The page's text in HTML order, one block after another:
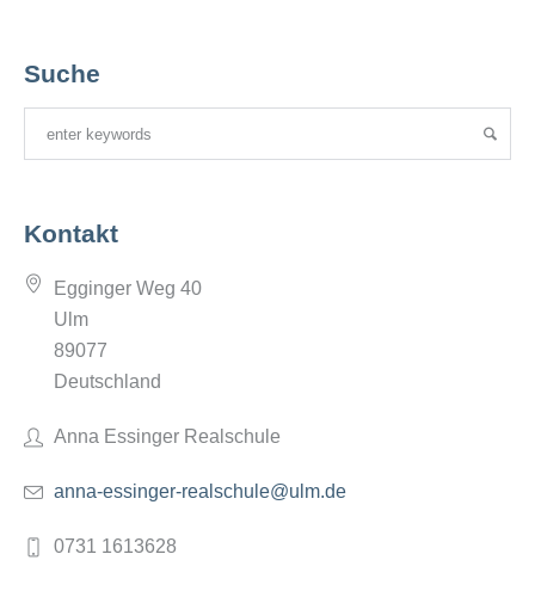
Suche
Kontakt
Egginger Weg 40
Ulm
89077
Deutschland
Anna Essinger Realschule
anna-essinger-realschule@ulm.de
0731 1613628